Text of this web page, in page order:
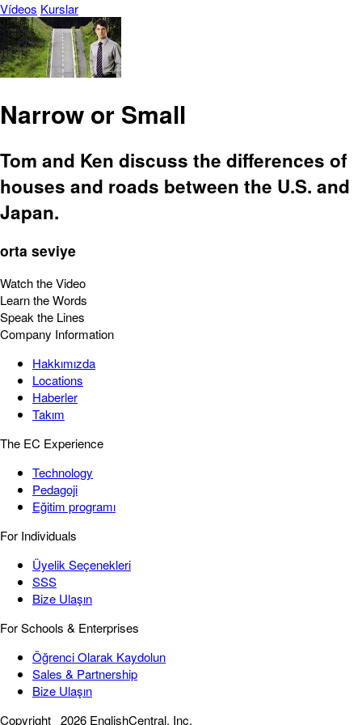
Vídeos Kurslar
Narrow or Small
Tom and Ken discuss the differences of
houses and roads between the U.S. and
Japan.
orta seviye
Watch the Video
Learn the Words
Speak the Lines
Company Information
Hakkımızda
Locations
Haberler
Takım
The EC Experience
Technology
Pedagoji
Eğitim programı
For Individuals
Üyelik Seçenekleri
SSS
Bize Ulaşın
For Schools & Enterprises
Öğrenci Olarak Kaydolun
Sales & Partnership
Bize Ulaşın
Copyright 2026 EnglishCentral, Inc.